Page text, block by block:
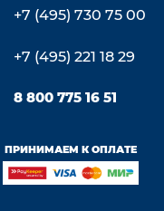
+7 (495) 730 75 00
+7 (495) 221 18 29
8 800 775 16 51
ПРИНИМАЕМ К ОПЛАТЕ